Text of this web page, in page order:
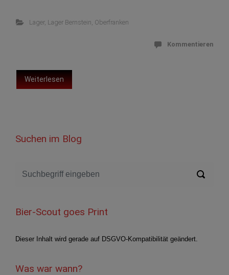
Lager, Lager Bernstein Oberfranken
Kommentieren
Weiterlesen
Suchen im Blog
Bier-Scout goes Print
Dieser Inhalt wird gerade auf DSGVO-Kompatibilität geändert.
Was war wann?